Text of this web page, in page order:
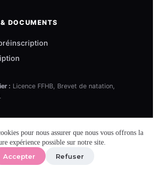
pour nous assurer que nous vous offrons la
expérience possible sur notre site.
Accepter Refuser
DOCUMENTS
: Licence FFHB, Brevet de natation,
Régal'Hand — Thème WordPress propulsé
Web'up. Tous droits réservés.
légales